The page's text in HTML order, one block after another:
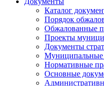
Каталог
Порядок
Обжалованные
Проекты
Документы
Нормативные
Основные